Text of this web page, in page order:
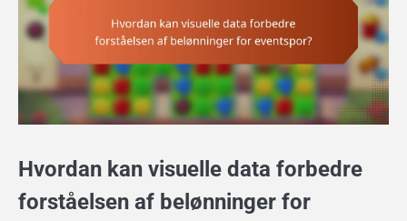
Hvordan kan visuelle data forbedre
forståelsen af belønninger for